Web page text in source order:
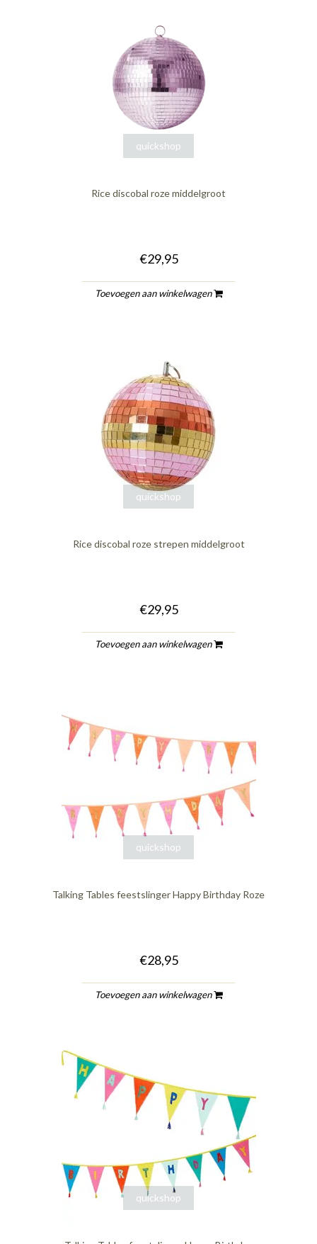
quickshop
Rice discobal roze middelgroot
€29,95
Toevoegen aan winkelwagen
quickshop
Rice discobal roze strepen middelgroot
€29,95
Toevoegen aan winkelwagen
quickshop
Talking Tables feestslinger Happy Birthday Roze
€28,95
Toevoegen aan winkelwagen
quickshop